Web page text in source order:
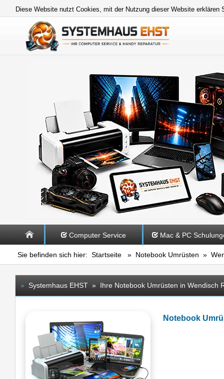
Diese Website nutzt Cookies, mit der Nutzung dieser Website
Computer Service Mac & PC
Sie befinden sich hier: Startseite » Notebook Umrüsten »
» Systemhaus EHST » Ihre Notebook Umrüsten in Wendisch
Notebook